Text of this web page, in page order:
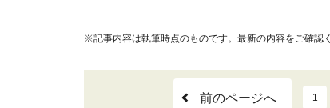
※記事内容は執筆時点のものです。最新の内容をご確認
前のページへ 1